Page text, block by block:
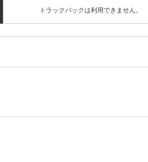
トラックバックは利用できません。